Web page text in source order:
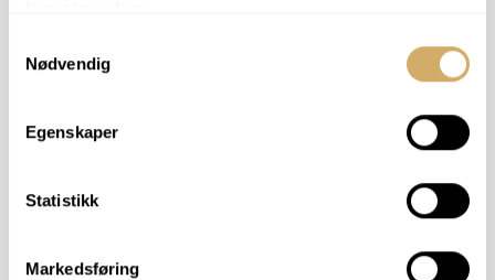
Nødvendig
Egenskaper
Statistikk
Markedsføring
Particules inconnues